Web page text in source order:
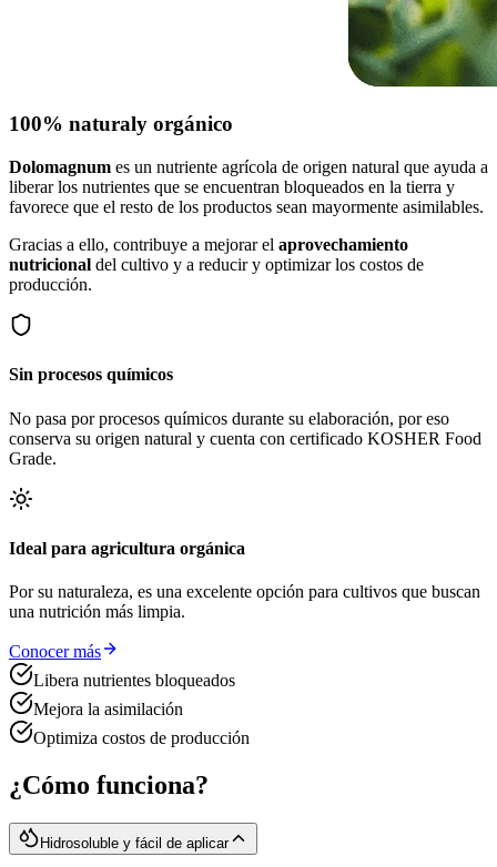
100% naturaly orgánico
Dolomagnum es un nutriente agrícola de origen natural que ayuda a
liberar los nutrientes que se encuentran bloqueados en la tierra y
favorece que el resto de los productos sean mayormente asimilables.
Gracias a ello, contribuye a mejorar el aprovechamiento
nutricional del cultivo y a reducir y optimizar los costos de
producción.
Sin procesos químicos
No pasa por procesos químicos durante su elaboración, por eso
conserva su origen natural y cuenta con certificado KOSHER Food
Grade.
Ideal para agricultura orgánica
Por su naturaleza, es una excelente opción para cultivos que buscan
una nutrición más limpia.
Conocer más
Libera nutrientes bloqueados
Mejora la asimilación
Optimiza costos de producción
¿Cómo funciona?
Hidrosoluble y fácil de aplicar